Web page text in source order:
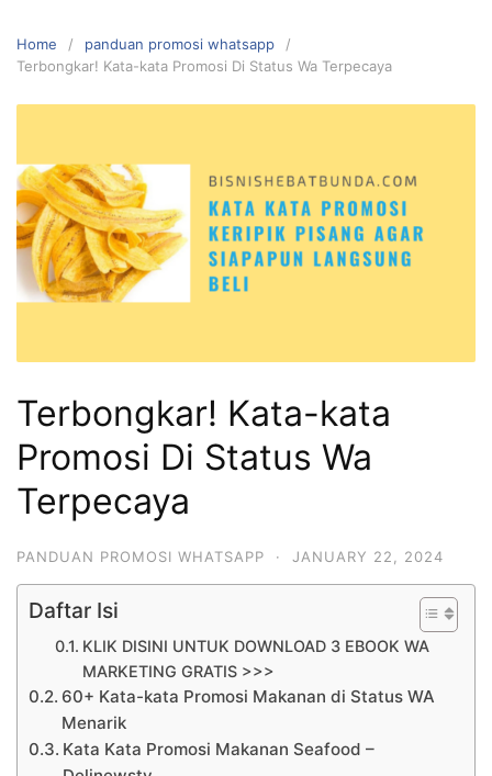
Home
panduan promosi whatsapp
Terbongkar! Kata-kata Promosi Di Status Wa Terpecaya
Terbongkar! Kata-kata
Promosi Di Status Wa
Terpecaya
PANDUAN PROMOSI WHATSAPP · JANUARY 22, 2024
Daftar Isi
KLIK DISINI UNTUK DOWNLOAD 3 EBOOK WA
MARKETING GRATIS >>>
60+ Kata-kata Promosi Makanan di Status WA
Menarik
Kata Kata Promosi Makanan Seafood –